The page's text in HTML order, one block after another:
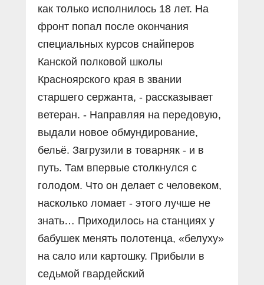
как только исполнилось 18 лет. На
фронт попал после окончания
специальных курсов снайперов
Канской полковой школы
Красноярского края в звании
старшего сержанта, - рассказывает
ветеран. - Направляя на передовую,
выдали новое обмундирование,
бельё. Загрузили в товарняк - и в
путь. Там впервые столкнулся с
голодом. Что он делает с человеком,
насколько ломает - этого лучше не
знать… Приходилось на станциях у
бабушек менять полотенца, «белуху»
на сало или картошку. Прибыли в
седьмой гвардейский